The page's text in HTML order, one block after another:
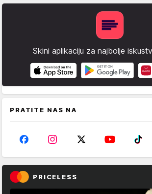
Skini aplikaciju za najbolje
PRATITE NAS NA
PRICELESS